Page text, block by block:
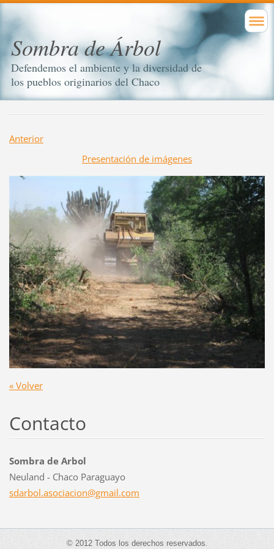
Sombra de Árbol
Defendemos el ambiente y la diversidad de
los pueblos originarios del Chaco
Anterior
Presentación de imágenes
« Volver
Contacto
Sombra de Arbol
Neuland - Chaco Paraguayo
sdarbol.asociacion@gmail.com
© 2012 Todos los derechos reservados.